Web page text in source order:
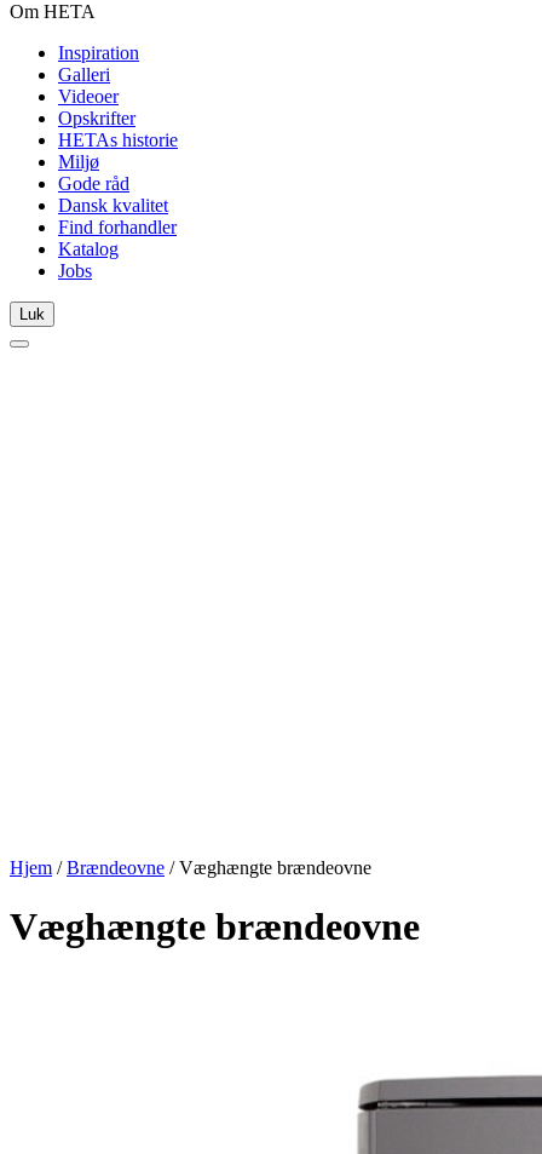
Om HETA
Inspiration
Galleri
Videoer
Opskrifter
HETAs historie
Miljø
Gode råd
Dansk kvalitet
Find forhandler
Katalog
Jobs
Luk
Hjem / Brændeovne / Væghængte brændeovne
Væghængte brændeovne